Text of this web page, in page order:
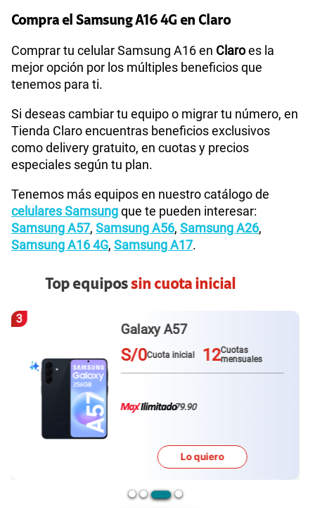
Compra el Samsung A16 4G en Claro
Comprar tu celular Samsung A16 en Claroes la
mejor opción por los múltiples beneficios que
tenemos para ti.
Si deseas cambiar tu equipo o migrar tu número, en
Tienda Claro encuentras beneficios exclusivos
como delivery gratuito, en cuotas y precios
especiales según tu plan.
Tenemos más equipos en nuestro catálogo de
celulares Samsungque te pueden interesar:
Samsung A57, Samsung A56, Samsung A26,
Samsung A16 4G, Samsung A17.
Top equipossin cuota inicial
3
Galaxy A57
S/0Cuota inicial 12Cuotas
mensuales
79.90
Lo quiero